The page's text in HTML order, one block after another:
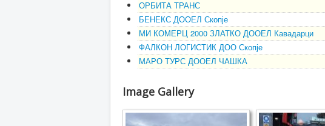
ОРБИТА ТРАНС
БЕНЕКС ДООЕЛ Скопје
МИ КОМЕРЦ 2000 ЗЛАТКО ДООЕЛ Кавадарци
ФАЛКОН ЛОГИСТИК ДОО Скопје
МАРО ТУРС ДООЕЛ ЧАШКА
Image Gallery